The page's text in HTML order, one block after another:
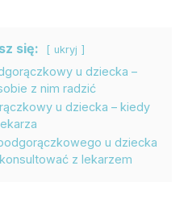
się: ukryj
u dziecka –
z nim radzić
u dziecka – kiedy
u dziecka
z lekarzem